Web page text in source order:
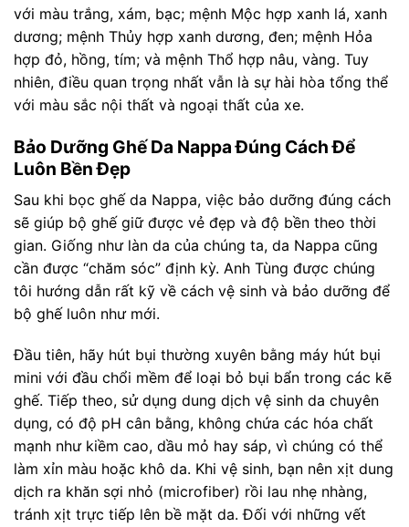
với màu trắng, xám, bạc; mệnh Mộc hợp xanh lá, xanh
dương; mệnh Thủy hợp xanh dương, đen; mệnh Hỏa
hợp đỏ, hồng, tím; và mệnh Thổ hợp nâu, vàng. Tuy
nhiên, điều quan trọng nhất vẫn là sự hài hòa tổng thể
với màu sắc nội thất và ngoại thất của xe.
Bảo Dưỡng Ghế Da Nappa Đúng Cách Để
Luôn Bền Đẹp
Sau khi bọc ghế da Nappa, việc bảo dưỡng đúng cách
sẽ giúp bộ ghế giữ được vẻ đẹp và độ bền theo thời
gian. Giống như làn da của chúng ta, da Nappa cũng
cần được “chăm sóc” định kỳ. Anh Tùng được chúng
tôi hướng dẫn rất kỹ về cách vệ sinh và bảo dưỡng để
bộ ghế luôn như mới.
Đầu tiên, hãy hút bụi thường xuyên bằng máy hút bụi
mini với đầu chổi mềm để loại bỏ bụi bẩn trong các kẽ
ghế. Tiếp theo, sử dụng dung dịch vệ sinh da chuyên
dụng, có độ pH cân bằng, không chứa các hóa chất
mạnh như kiềm cao, dầu mỏ hay sáp, vì chúng có thể
làm xỉn màu hoặc khô da. Khi vệ sinh, bạn nên xịt dung
dịch ra khăn sợi nhỏ (microfiber) rồi lau nhẹ nhàng,
tránh xịt trực tiếp lên bề mặt da. Đối với những vết